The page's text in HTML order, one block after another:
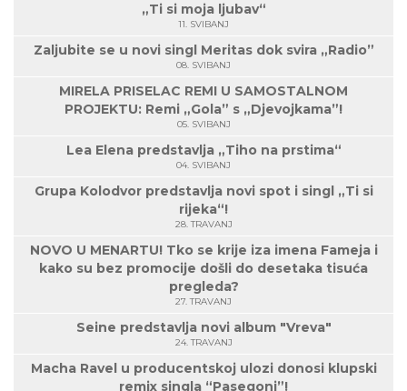
„Ti si moja ljubav“
11. SVIBANJ
Zaljubite se u novi singl Meritas dok svira „Radio”
08. SVIBANJ
MIRELA PRISELAC REMI U SAMOSTALNOM
PROJEKTU: Remi „Gola” s „Djevojkama”!
05. SVIBANJ
Lea Elena predstavlja „Tiho na prstima“
04. SVIBANJ
Grupa Kolodvor predstavlja novi spot i singl „Ti si
rijeka“!
28. TRAVANJ
NOVO U MENARTU! Tko se krije iza imena Fameja i
kako su bez promocije došli do desetaka tisuća
pregleda?
27. TRAVANJ
Seine predstavlja novi album "Vreva"
24. TRAVANJ
Macha Ravel u producentskoj ulozi donosi klupski
remix singla “Pasegoni”!